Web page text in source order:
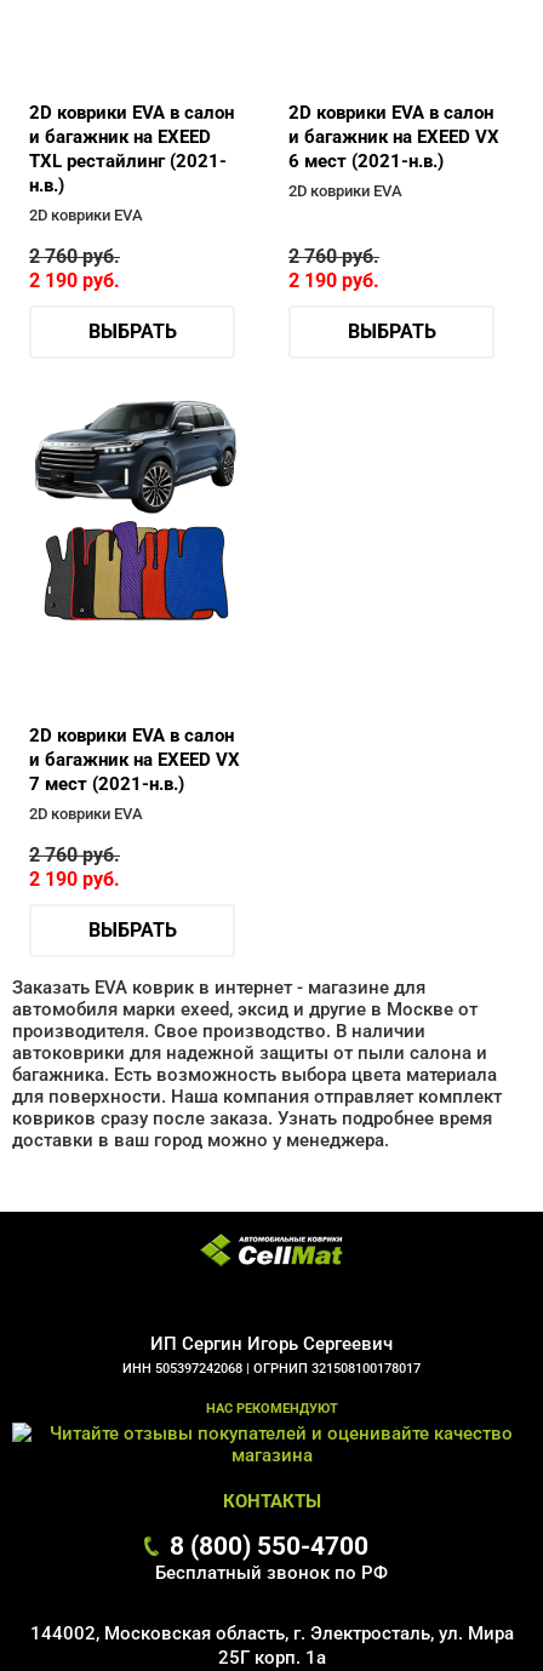
2D коврики EVA в салон
и багажник на EXEED
TXL рестайлинг (2021-
н.в.)
2D коврики EVA
2 760руб.
2 190 руб.
ВЫБРАТЬ
2D коврики EVA в салон
и багажник на EXEED VX
6 мест (2021-н.в.)
2D коврики EVA
2 760руб.
2 190 руб.
ВЫБРАТЬ
2D коврики EVA в салон
и багажник на EXEED VX
7 мест (2021-н.в.)
2D коврики EVA
2 760руб.
2 190 руб.
ВЫБРАТЬ
Заказать EVA коврик в интернет - магазине для
автомобиля марки exeed, эксид и другие в Москве от
производителя. Свое производство. В наличии
автоковрики для надежной защиты от пыли салона и
багажника. Есть возможность выбора цвета материала
для поверхности. Наша компания отправляет комплект
ковриков сразу после заказа. Узнать подробнее время
доставки в ваш город можно у менеджера.
ИП Сергин Игорь Сергеевич
ИНН 505397242068 | ОГРНИП 321508100178017
НАС РЕКОМЕНДУЮТ
КОНТАКТЫ
8 (800) 550-4700
Бесплатный звонок по РФ
144002, Московская область, г. Электросталь, ул. Мира
25Г корп. 1а